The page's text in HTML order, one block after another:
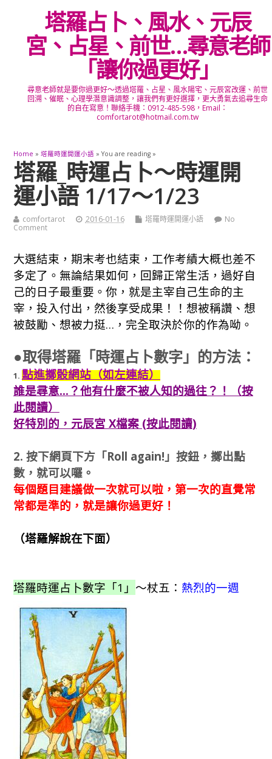
塔羅占卜、風水、元辰
宮、占星、前世…尋意老師
「讓你過更好」
尋意老師就是要你過更好～透過塔羅、占星、風水陽宅、元辰宮改運、前世
回溯、催眠、心理學潛意識調整，讓我們有更好選擇，更大勇氣去追尋生命
的自在寫意！聯絡手機：0912-485-598，Email：
comfortarot@hotmail.com.tw
Home » 塔羅時運開運小語 » You are reading »
塔羅_時運占卜～時運開
運小語 1/17～1/23
comfortarot 2016-01-16 塔羅時運開運小語
No
Comment
大選結束，期末考也結束，工作考績大概也差不
多定了。無論結果如何，回歸正常生活，過好自
己的日子最重要。你，就是主宰自己生命的主
宰，投入付出，然後享受成果！！想被稱讚、想
被鼓勵、想被力挺…，完全取決於你的作為呦。
●取得塔羅「時運占卜數字」的方法：
1. 點進擲骰網站（如左連結）
誰是尋意…？他有什麼不被人知的過往？！（按
此閱讀）
好特別的，元辰宮 X檔案 (按此閱讀)
2. 按下網頁下方「Roll again!」 按鈕，擲出點
數，就可以囉。
每個題目建議做一次就可以啦，第一次的直覺常
常都是準的，就是讓你過更好！
（塔羅解說在下面）
塔羅時運占卜數字「1」 ～杖五： 熱烈的一週